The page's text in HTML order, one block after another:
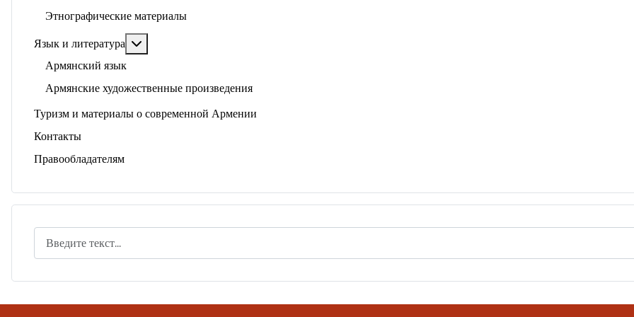
Этнографические материалы
Язык и литература
Армянский язык
Армянские художественные произведения
Туризм и материалы о современной Армении
Контакты
Правообладателям